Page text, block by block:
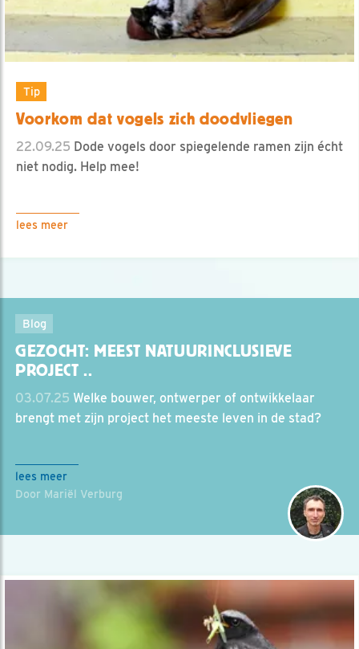
Tip
Voorkom dat vogels zich doodvliegen
22.09.25 Dode vogels door spiegelende ramen zijn écht
niet nodig. Help mee!
lees meer
Blog
GEZOCHT: MEEST NATUURINCLUSIEVE
PROJECT ..
03.07.25 Welke bouwer, ontwerper of ontwikkelaar
brengt met zijn project het meeste leven in de stad?
lees meer
Door Mariël Verburg